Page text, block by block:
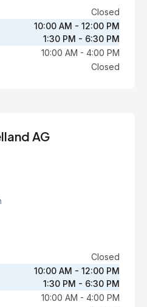
Closed
10:00 AM - 12:00 PM
1:30 PM - 6:30 PM
10:00 AM - 4:00 PM
Closed
AG
Closed
10:00 AM - 12:00 PM
1:30 PM - 6:30 PM
10:00 AM - 4:00 PM